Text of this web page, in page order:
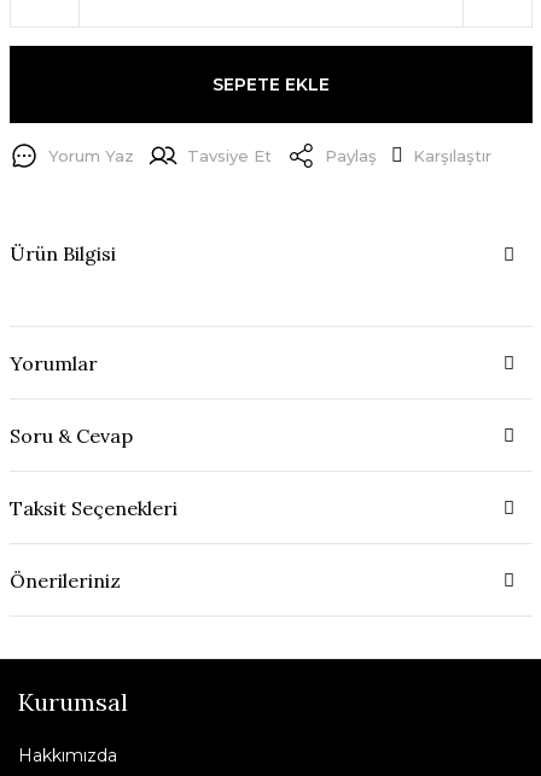
SEPETE EKLE
Yorum Yaz Tavsiye Et Paylaş Karşılaştır
Ürün Bilgisi
Yorumlar
Soru & Cevap
Taksit Seçenekleri
Önerileriniz
Kurumsal
Hakkımızda